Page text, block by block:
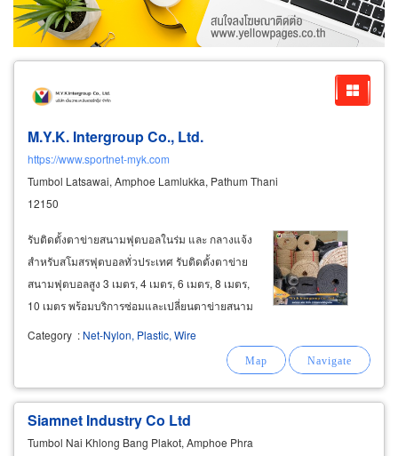
Wholesale Retail Manufacturer
Dealer
Exporter/Importer
Service Business
M.Y.K. Intergroup Co., Ltd.
https://www.sportnet-myk.com
Tumbol Latsawai, Amphoe Lamlukka, Pathum Thani
12150
รับติดตั้งตาข่ายสนามฟุตบอลในร่ม และ กลางแจ้ง
สำหรับสโมสรฟุตบอลทั่วประเทศ รับติดตั้งตาข่าย
สนามฟุตบอลสูง 3 เมตร, 4 เมตร, 6 เมตร, 8 เมตร,
10 เมตร พร้อมบริการซ่อมและเปลี่ยนตาข่ายสนาม
ฟุตบอลกลางแจ้ง รับติดตั้งตาข่ายสนามฟุตซอล รับ
Category : Net-Nylon, Plastic, Wire
Siamnet Industry Co Ltd
Tumbol Nai Khlong Bang Plakot, Amphoe Phra